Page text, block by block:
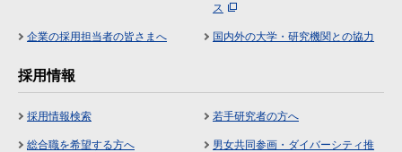
ス
企業の採用担当者の皆さまへ 国内外の大学・研究機関との協力
採用情報
採用情報検索 若手研究者の方へ
総合職を希望する方へ
男女共同参画・ダイバーシティ推